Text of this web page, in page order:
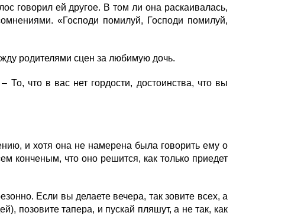
говорил ей другое. В том ли она раскаивалась,
«Господи помилуй, Господи помилуй,
родителями сцен за любимую дочь.
что в вас нет гордости, достоинства, что вы
и хотя она не намерена была говорить ему о
конченым, что оно решится, как только приедет
Если вы делаете вечера, так зовите всех, а
позовите тапера, и пускай пляшут, а не так, как